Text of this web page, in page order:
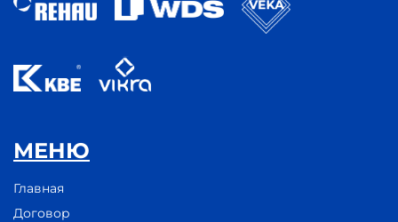
МЕНЮ
Главная
Договор